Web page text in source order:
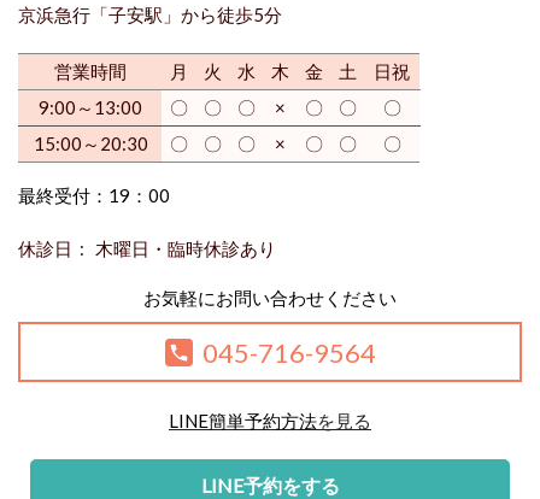
京浜急行「子安駅 」から徒歩5分
営業時間 月 火 水 木 金 土
日祝
9:00～13:00
〇 〇 〇 × 〇 〇
〇
15:00～20:30
〇 〇 〇 × 〇 〇 〇
最終受付：19：00
休診日 : 木曜日・ 臨時休診あり
お気軽にお問い合わせください
045-716-9564
LINE簡単予約方法を見る
LINE予約をする